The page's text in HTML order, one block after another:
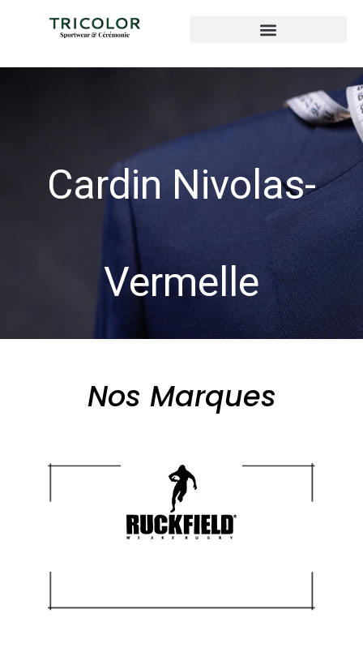
Cardin Nivolas-
Vermelle
Nos Marques